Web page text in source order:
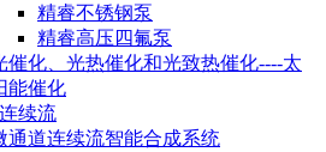
精睿不锈钢泵
精睿高压四氟泵
催化、光热催化和光致热催化----太
能催化
续流
通道连续流智能合成系统